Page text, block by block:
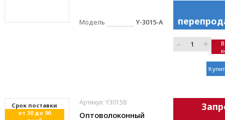
Модель Y-3015-A
– +
В
Cрок поставки
от 30 до 90
Артикул: Y3015B
Оптоволоконный